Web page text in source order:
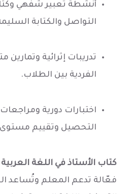
أنشطة تعبير شفهي
التواصل والكتابة
تدريبات إثرائية وتمارين
الفردية بين الطلاب.
اختبارات دورية
التحصيل وتقييم
كتاب الأستاذ في اللغة العربية
فعّالة تدعم المعلم وتُساعد